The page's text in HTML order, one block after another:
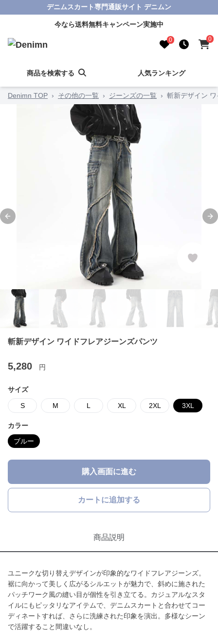
デニムスカート専門通販サイト デニムン
今なら送料無料キャンペーン実施中
0 0
商品を検索する 人気ランキング
Denimn TOP › その他の一覧 › ジーンズの一覧 › 斬新デザイン
Previous slide
斬新デザイン ワイドフレアジーンズパンツ
5,280 円
サイズ
S M L XL 2XL 3XL
カラー
ブルー
購入画面に進む
カートに追加する
商品説明
ユニークな切り替えデザインが印象的なワイドフレアジーンズ。
裾に向かって美しく広がるシルエットが魅力で、斜めに施された
パッチワーク風の縫い目が個性を引き立てる。カジュアルなスタ
イルにもピッタリなアイテムで、デニムスカートと合わせてコー
ディネートすれば、さらに洗練された印象を演出。多様なシーン
で活躍すること間違いなし。